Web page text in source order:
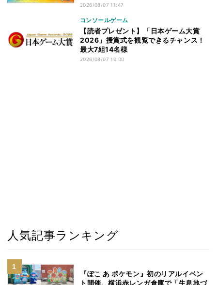
2026/08/07 11:47
コンソールゲーム
【読者プレゼント】「日本ゲーム大賞
2026」授賞式を観覧できるチャンス！
最大7組14名様
2026/08/07 10:00
人気記事ランキング
『ぽこ あ ポケモン』初のリアルイベン
ト開催、横浜赤レンガ倉庫で「生息地づ